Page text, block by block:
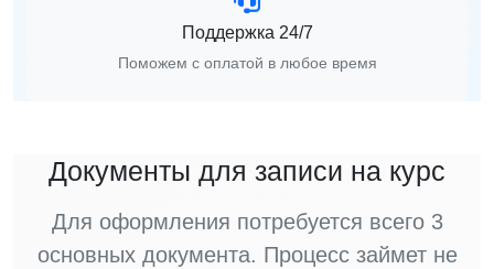
Поддержка 24/7
Поможем с оплатой в любое время
Документы для записи на курс
Для оформления потребуется всего 3
основных документа. Процесс займет не